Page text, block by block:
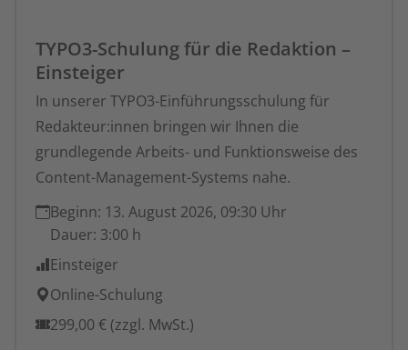
TYPO3-Schulung für die Redaktion –
Einsteiger
In unserer TYPO3-Einführungsschulung für
Redakteur:innen bringen wir Ihnen die
grundlegende Arbeits- und Funktionsweise des
Content-Management-Systems nahe.
Beginn: 13. August 2026, 09:30 Uhr
Dauer: 3:00 h
Einsteiger
Online-Schulung
299,00 € (zzgl. MwSt.)